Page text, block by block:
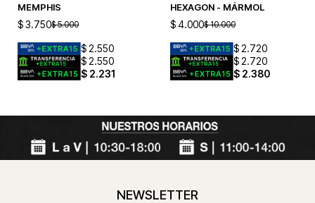
MEMPHIS
$3.750$ 5.000
$ 2.550
$ 2.550
$ 2.231
HEXAGON - MÁRMOL
$ 4.000$ 10.000
$ 2.720
$ 2.720
$ 2.380
NEWSLETTER